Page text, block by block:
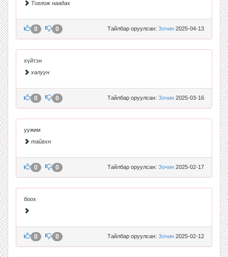
Тоглож наадах
Тайлбар оруулсан: Зочин 2025-04-13
0 0
хүйтэн
халуун
Тайлбар оруулсан: Зочин 2025-03-16
0 0
уужим
тайвхн
Тайлбар оруулсан: Зочин 2025-02-17
0 0
боох
Тайлбар оруулсан: Зочин 2025-02-12
0 0